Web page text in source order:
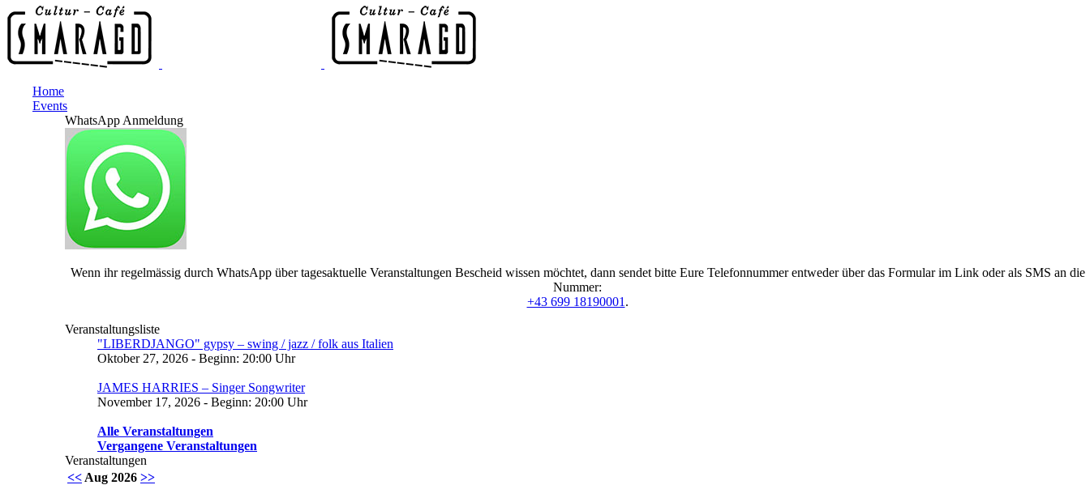
Home
Events
WhatsApp Anmeldung
Wenn ihr regelmässig durch WhatsApp über tagesaktuelle Veranstaltungen Bescheid wissen möchtet, dann sendet bitte Eure Telefonnummer entweder über das Formular im Link oder als SMS an die
Nummer:
+43 699 18190001 .
Veranstaltungsliste
"LIBERDJANGO" gypsy – swing / jazz / folk aus Italien
Oktober 27, 2026 - Beginn: 20:00 Uhr
JAMES HARRIES – Singer Songwriter
November 17, 2026 - Beginn: 20:00 Uhr
Alle Veranstaltungen
Vergangene Veranstaltungen
Veranstaltungen
<< Aug 2026 >>